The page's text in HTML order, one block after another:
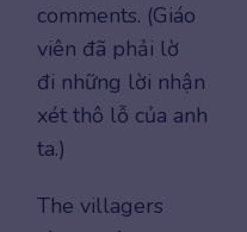
comments. (Giáo
viên đã phải lờ
đi những lời nhận
xét thô lỗ của anh
ta.)
The villagers